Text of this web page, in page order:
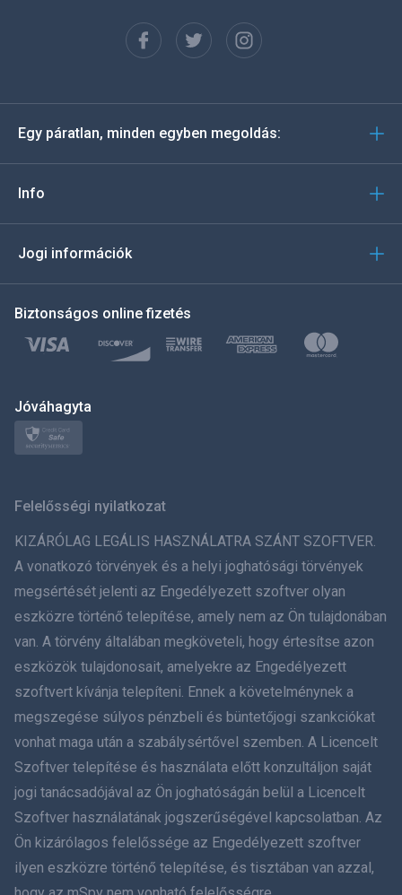
Español
Deutsch
Türkçe
Polski
ภาษาไทย
简体中文
Dansk
हिंदी
עברית
Română
Ελληνικά
Egy páratlan, minden egyben megoldás:
Info
Jogi információk
Biztonságos online fizetés
Jóváhagyta
Felelősségi nyilatkozat
KIZÁRÓLAG LEGÁLIS HASZNÁLATRA SZÁNT SZOFTVER.
A vonatkozó törvények és a helyi joghatósági törvények
megsértését jelenti az Engedélyezett szoftver olyan
eszközre történő telepítése, amely nem az Ön tulajdonában
van. A törvény általában megköveteli, hogy értesítse azon
eszközök tulajdonosait, amelyekre az Engedélyezett
szoftvert kívánja telepíteni. Ennek a követelménynek a
megszegése súlyos pénzbeli és büntetőjogi szankciókat
vonhat maga után a szabálysértővel szemben. A Licencelt
Szoftver telepítése és használata előtt konzultáljon saját
jogi tanácsadójával az Ön joghatóságán belül a Licencelt
Szoftver használatának jogszerűségével kapcsolatban. Az
Ön kizárólagos felelőssége az Engedélyezett szoftver
ilyen eszközre történő telepítése, és tisztában van azzal,